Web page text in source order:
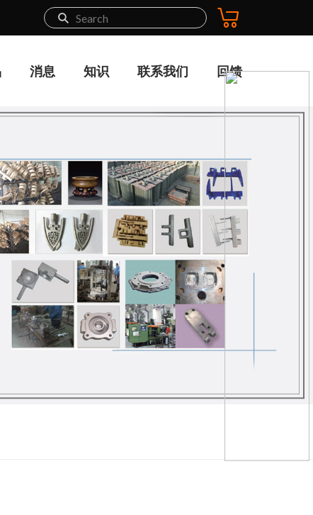
消息 知识 联系我们 回馈